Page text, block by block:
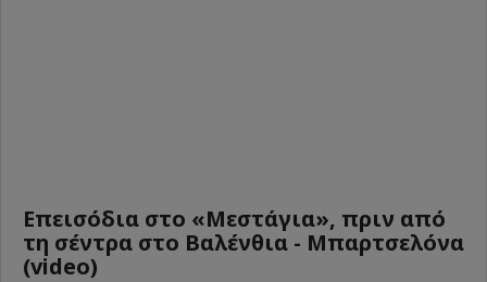
Επεισόδια στο «Μεστάγια», πριν από
τη σέντρα στο Βαλένθια - Μπαρτσελόνα
(video)